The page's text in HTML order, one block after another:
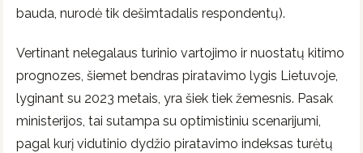
bauda, nurodė tik dešimtadalis respondentų).
Vertinant nelegalaus turinio vartojimo ir nuostatų kitimo
prognozes, šiemet bendras piratavimo lygis Lietuvoje,
lyginant su 2023 metais, yra šiek tiek žemesnis. Pasak
ministerijos, tai sutampa su optimistiniu scenarijumi,
pagal kurį vidutinio dydžio piratavimo indeksas turėtų